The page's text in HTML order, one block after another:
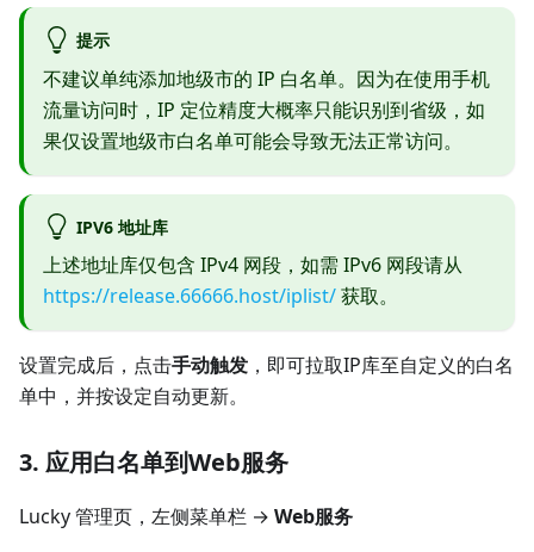
提示
不建议单纯添加地级市的 IP 白名单。因为在使用手机
流量访问时，IP 定位精度大概率只能识别到省级，如
果仅设置地级市白名单可能会导致无法正常访问。
IPV6 地址库
上述地址库仅包含 IPv4 网段，如需 IPv6 网段请从
https://release.66666.host/iplist/获取。
设置完成后，点击手动触发 ，即可拉取IP库至自定义的白名
单中，并按设定自动更新。
3. 应用白名单到Web服务
Lucky 管理页，左侧菜单栏 → Web服务